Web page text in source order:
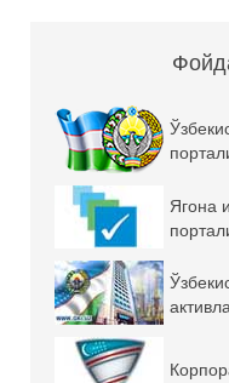
Ягона